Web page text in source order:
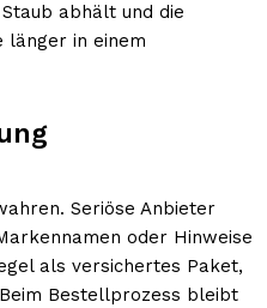
abhält und die
länger in einem
Seriöse Anbieter
oder Hinweise
als versichertes Paket,
Bestellprozess bleibt